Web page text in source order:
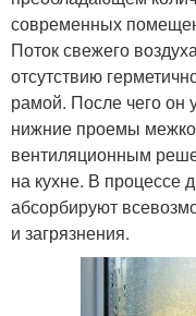
современных
Поток свежего
отсутствию
рамой. После чего он
нижние проемы
вентиляционным
на кухне. В
абсорбируют
и загрязнения.